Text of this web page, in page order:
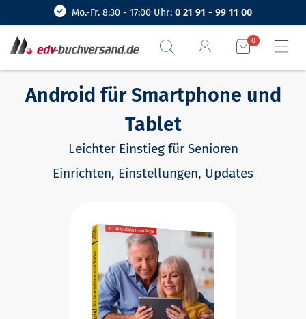
Mo.-Fr. 8:30 - 17:00 Uhr: 0 21 91 - 99 11 00
0
Android für Smartphone und
Tablet
Leichter Einstieg für Senioren
Einrichten, Einstellungen, Updates